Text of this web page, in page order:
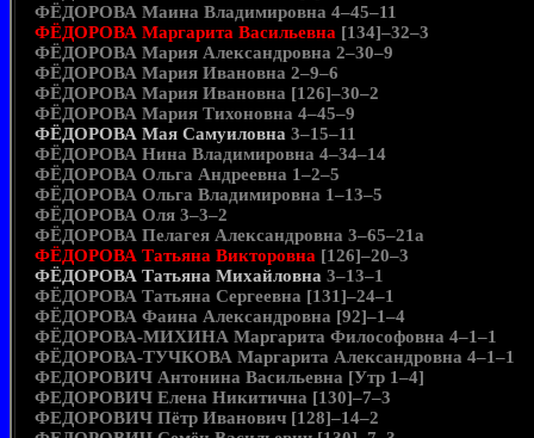
ФЁДОРОВА Маина Владимировна 4–45–11
ФЁДОРОВА Маргарита Васильевна [134]–32–3
ФЁДОРОВА Мария Александровна 2–30–9
ФЁДОРОВА Мария Ивановна 2–9–6
ФЁДОРОВА Мария Ивановна [126]–30–2
ФЁДОРОВА Мария Тихоновна 4–45–9
ФЁДОРОВА Мая Самуиловна 3–15–11
ФЁДОРОВА Нина Владимировна 4–34–14
ФЁДОРОВА Ольга Андреевна 1–2–5
ФЁДОРОВА Ольга Владимировна 1–13–5
ФЁДОРОВА Оля 3–3–2
ФЁДОРОВА Пелагея Александровна 3–65–21а
ФЁДОРОВА Татьяна Викторовна [126]–20–3
ФЁДОРОВА Татьяна Михайловна 3–13–1
ФЁДОРОВА Татьяна Сергеевна [131]–24–1
ФЁДОРОВА Фаина Александровна [92]–1–4
ФЁДОРОВА-МИХИНА Маргарита Философовна 4–1–1
ФЁДОРОВА-ТУЧКОВА Маргарита Александровна 4–1–1
ФЕДОРОВИЧ Антонина Васильевна [Утр 1–4]
ФЕДОРОВИЧ Елена Никитична [130]–7–3
ФЕДОРОВИЧ Пётр Иванович [128]–14–2